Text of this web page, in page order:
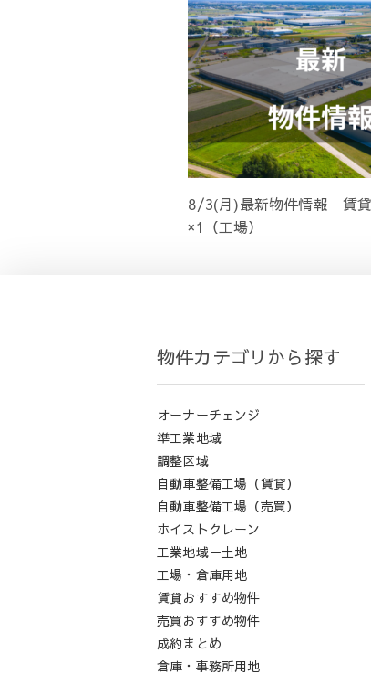
8/3(月)最新物件情報 賃
×1（工場）
物件カテゴリから探す
オーナーチェンジ
準工業地域
調整区域
自動車整備工場（賃貸）
自動車整備工場（売買）
ホイストクレーン
工業地域－土地
工場・倉庫用地
賃貸おすすめ物件
売買おすすめ物件
成約まとめ
倉庫・事務所用地